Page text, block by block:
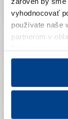
vyhodnocovať
používate naše
partnerom v
ktoré vám
spracúvania
2021
2019